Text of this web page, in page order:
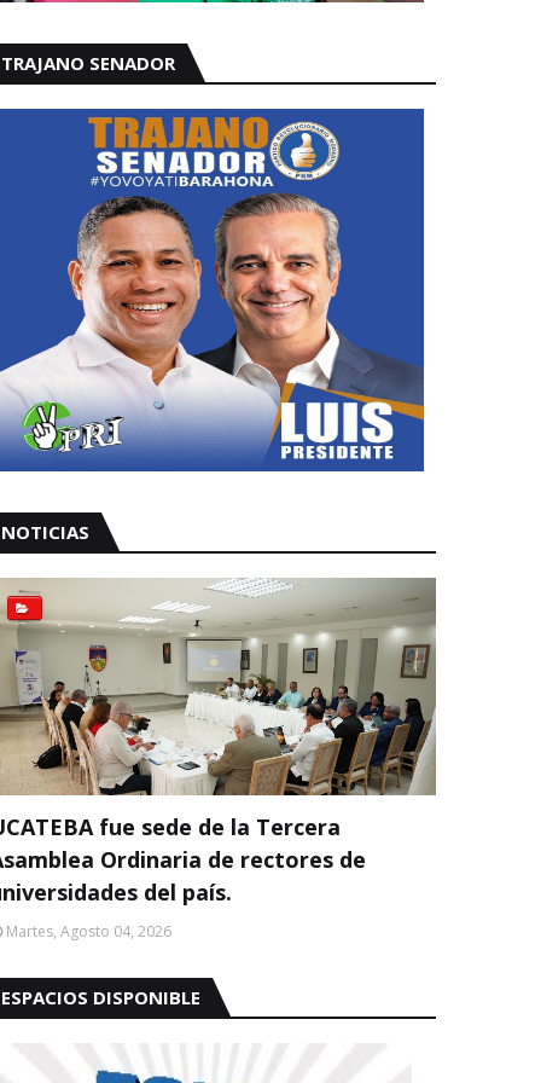
TRAJANO SENADOR
NOTICIAS
fue sede de la Tercera
Ordinaria de rectores de
del país.
Martes, Agosto 04, 2026
ESPACIOS DISPONIBLE